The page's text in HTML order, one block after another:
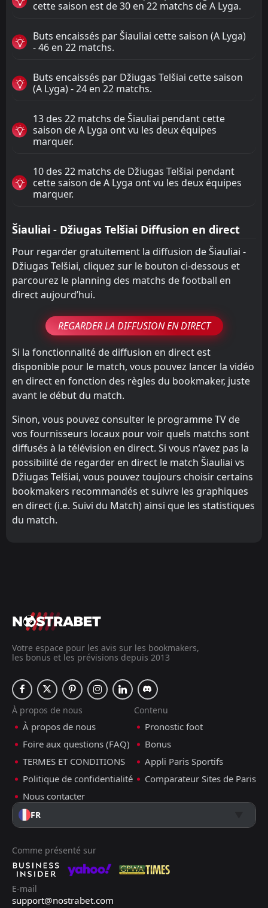
cette saison est de 30 en 22 matchs de A Lyga.
Buts encaissés par Šiauliai cette saison (A Lyga)
- 46 en 22 matchs.
Buts encaissés par Džiugas Telšiai cette saison
(A Lyga) - 24 en 22 matchs.
13 des 22 matchs de Šiauliai pendant cette
saison de A Lyga ont vu les deux équipes
marquer.
10 des 22 matchs de Džiugas Telšiai pendant
cette saison de A Lyga ont vu les deux équipes
marquer.
Šiauliai - Džiugas Telšiai Diffusion en direct
Pour regarder gratuitement la diffusion de Šiauliai -
Džiugas Telšiai, cliquez sur le bouton ci-dessous et
parcourez le planning des matchs de football en
direct aujourd’hui.
REGARDER LA DIFFUSION EN DIRECT
Si la fonctionnalité de diffusion en direct est
disponible pour le match, vous pouvez lancer la vidéo
en direct en fonction des règles du bookmaker, juste
avant le début du match.
Sinon, vous pouvez consulter le programme TV de
vos fournisseurs locaux pour voir quels matchs sont
diffusés à la télévision en direct. Si vous n’avez pas la
possibilité de regarder en direct le match Šiauliai vs
Džiugas Telšiai, vous pouvez toujours choisir certains
bookmakers recommandés et suivre les graphiques
en direct (i.e. Suivi du Match) ainsi que les statistiques
du match.
Votre espace pour les avis sur les bookmakers,
les bonus et les prévisions depuis 2013
À propos de nous
À propos de nous
Foire aux questions (FAQ)
TERMES ET CONDITIONS
Politique de confidentialité
Nous contacter
Contenu
Pronostic foot
Bonus
Appli Paris Sportifs
Comparateur Sites de Paris
FR
Comme présenté sur
E-mail
support@nostrabet.com